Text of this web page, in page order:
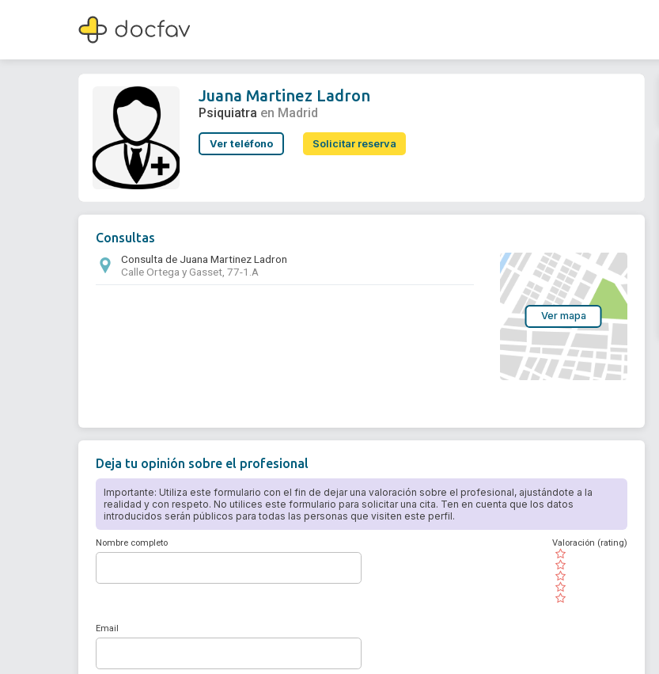
Juana Martinez Ladron
Psiquiatra
Juana Martinez Ladron
Psiquiatra en Madrid
Ver teléfono Solicitar reserva
Consultas
Consulta de Juana Martinez Ladron
Calle Ortega y Gasset, 77-1.A
Ver mapa
Deja tu opinión sobre el profesional
Importante: Utiliza este formulario con el fin de dejar una valoración sobre el profesional, ajustándote a la
realidad y con respeto. No utilices este formulario para solicitar una cita. Ten en cuenta que los datos
introducidos serán públicos para todas las personas que visiten este perfil.
Nombre completo
( )
( )
( )
( )
( )
Valoración (rating)
Email